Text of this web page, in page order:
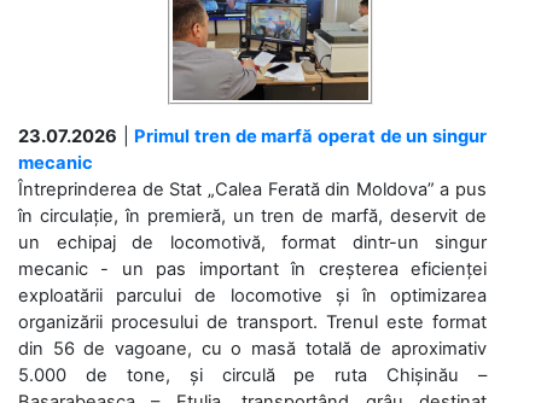
23.07.2026
Primul tren de marfă operat de un singur
mecanic
Întreprinderea de Stat „Calea Ferată din Moldova” a pus
în circulație, în premieră, un tren de marfă, deservit de
un echipaj de locomotivă, format dintr-un singur
mecanic - un pas important în creșterea eficienței
exploatării parcului de locomotive și în optimizarea
organizării procesului de transport. Trenul este format
din 56 de vagoane, cu o masă totală de aproximativ
5.000 de tone, și circulă pe ruta Chișinău –